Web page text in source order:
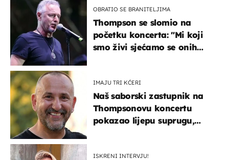
OBRATIO SE BRANITELJIMA
Thompson se slomio na
početku koncerta: "Mi koji
smo živi sjećamo se onih
IMAJU TRI KĆERI
Naš saborski zastupnik na
Thompsonovu koncertu
pokazao lijepu suprugu,
ISKRENI INTERVJU!